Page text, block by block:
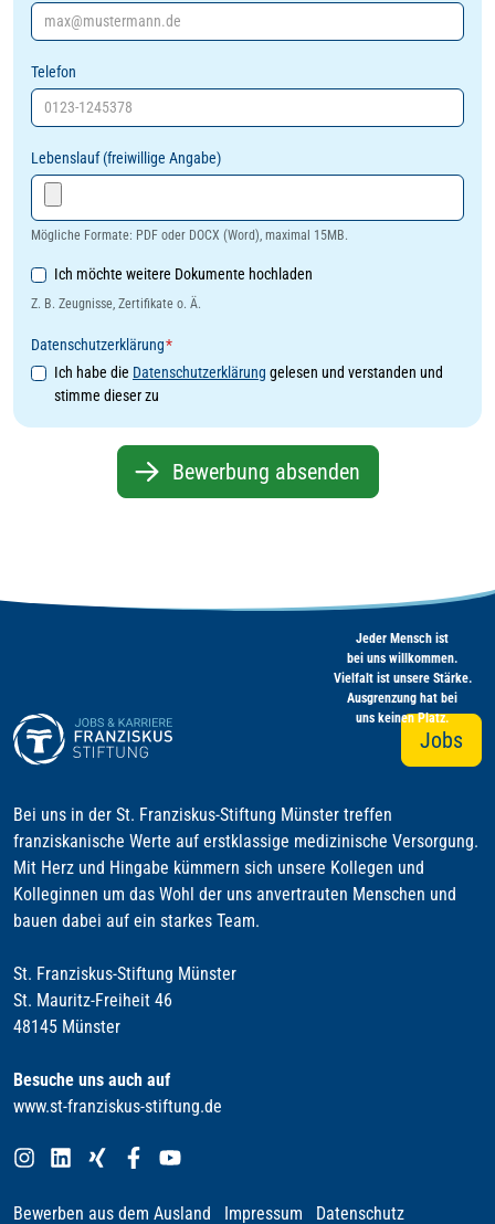
Telefon
Lebenslauf (freiwillige Angabe)
Mögliche Formate: PDF oder DOCX (Word), maximal 15MB.
Weitere Dokumente
Ich möchte weitere Dokumente hochladen
Z. B. Zeugnisse, Zertifikate o. Ä.
Datenschutzerklärung*
Ich habe die Datenschutzerklärung gelesen und verstanden und
stimme dieser zu
Bewerbung absenden
Jeder Mensch ist
bei uns willkommen.
Vielfalt ist unsere Stärke.
Ausgrenzung hat bei
uns keinen Platz.
Jobs
Bei uns in der St. Franziskus-Stiftung Münster treffen
franziskanische Werte auf erstklassige medizinische Versorgung.
Mit Herz und Hingabe kümmern sich unsere Kollegen und
Kolleginnen um das Wohl der uns anvertrauten Menschen und
bauen dabei auf ein starkes Team.
St. Franziskus-Stiftung Münster
St. Mauritz-Freiheit 46
48145 Münster
Besuche uns auch auf
www.st-franziskus-stiftung.de
Bewerben aus dem Ausland Impressum Datenschutz